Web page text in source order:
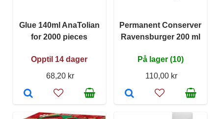
Glue 140ml AnaTolian
for 2000 pieces
Opptil 14 dager
68,20 kr
Permanent Conserver
Ravensburger 200 ml
På lager (10)
110,00 kr